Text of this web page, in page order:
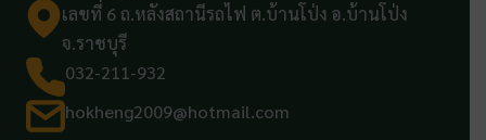
เลขที่ 6 ถ.หลังสถานีรถไฟ ต.บ้านโป่ง อ.บ้านโป่ง
จ.ราชบุรี
032-211-932
hokheng2009@hotmail.com